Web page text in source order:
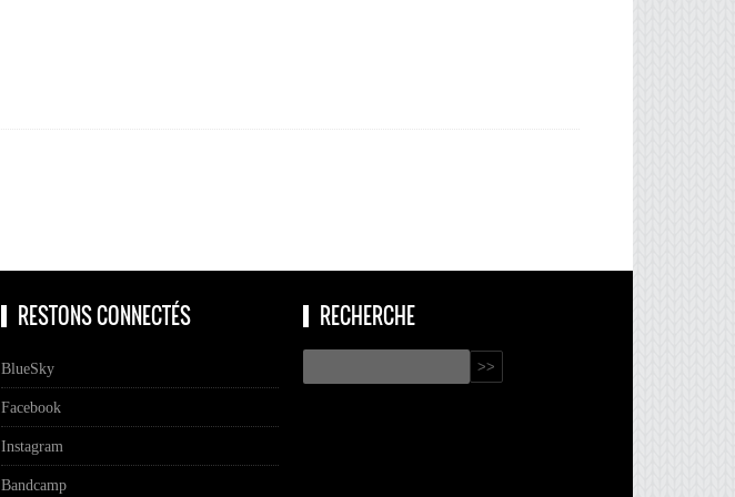
RESTONS CONNECTÉS
BlueSky
Facebook
Instagram
Bandcamp
RECHERCHE